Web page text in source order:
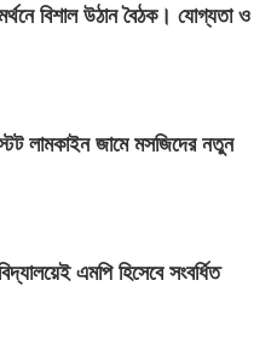
বিশাল উঠান বৈঠক। যোগ্যতা ও
লামকাইন জামে মসজিদের নতুন
এমপি হিসেবে সংবর্ধিত